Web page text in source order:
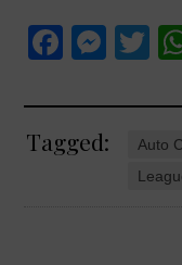
F
c
e
M
ss
e
T
tt
er
Tagged: Auto